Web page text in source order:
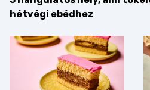
hétvégi ebédhez